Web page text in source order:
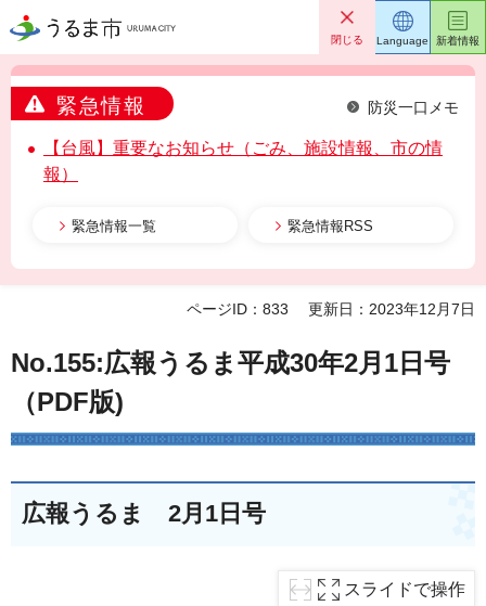
うるま市 閉じる
緊急情報 防災一口メモ
【台風】重要なお知らせ（ごみ、施設情報、市の情
報）
緊急情報一覧 緊急情報RSS
Language 新着情報
ページID：833 更新日：2023年12月7日
No.155:広報うるま平成30年2月1日号
（PDF版)
広報うるま 2月1日号
スライドで操作